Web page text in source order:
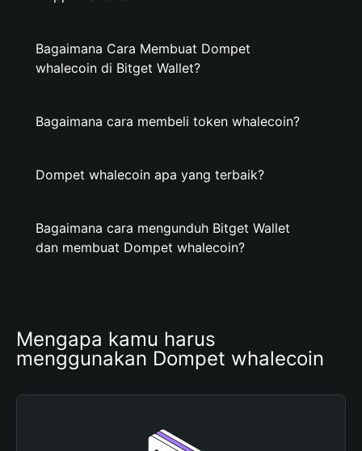
Bagaimana Cara Membuat Dompet
whalecoin di Bitget Wallet?
Bagaimana cara membeli token whalecoin?
Dompet whalecoin apa yang terbaik?
Bagaimana cara mengunduh Bitget Wallet
dan membuat Dompet whalecoin?
Mengapa kamu harus
menggunakan Dompet whalecoin